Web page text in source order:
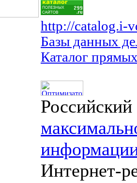
http://catalog.i-
Базы данных
Каталог
Интернет-